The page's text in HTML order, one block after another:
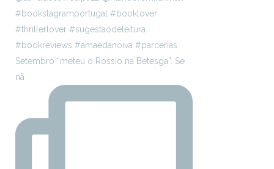
Setembro “meteu o Rossio na Betesga”. Se
nã